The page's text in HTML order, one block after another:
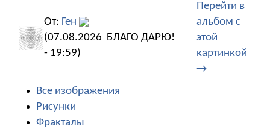
От: Ген
(07.08.2026
- 19:59)
БЛАГО ДАРЮ!
Перейти в
альбом с
этой
картинкой
→
Все изображения
Рисунки
Фракталы